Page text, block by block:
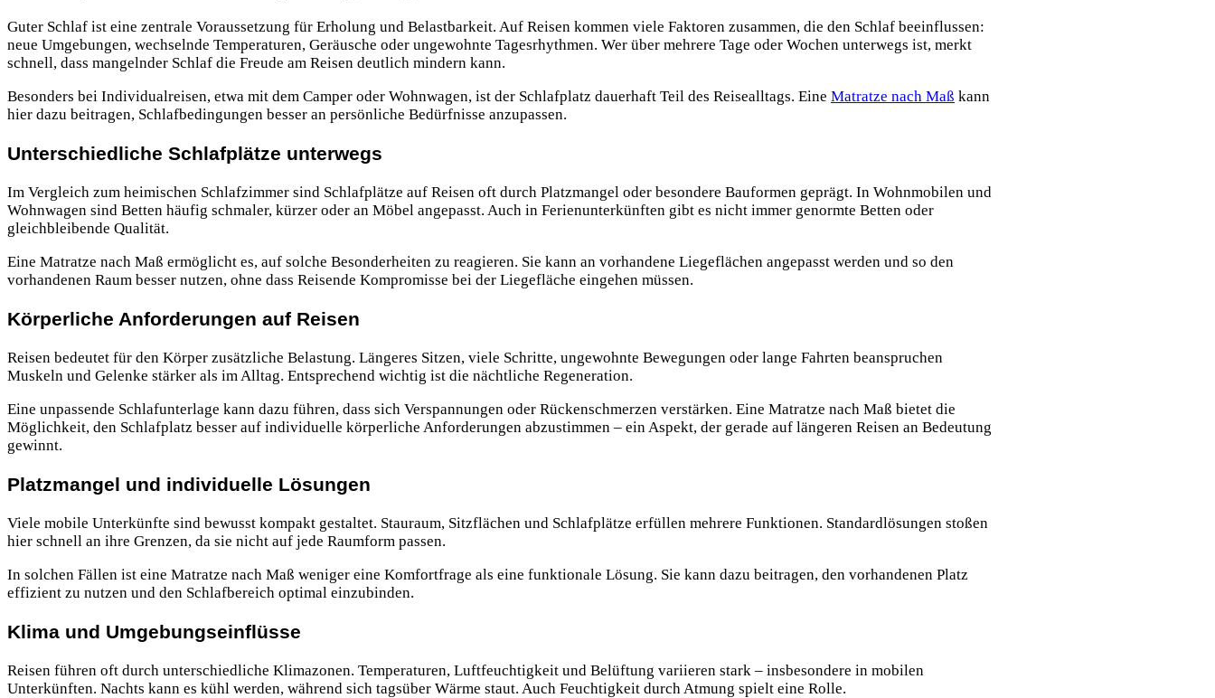
Guter Schlaf ist eine zentrale Voraussetzung für Erholung und Belastbarkeit. Auf Reisen kommen viele Faktoren zusammen, die den Schlaf beeinflussen:
neue Umgebungen, wechselnde Temperaturen, Geräusche oder ungewohnte Tagesrhythmen. Wer über mehrere Tage oder Wochen unterwegs ist, merkt
schnell, dass mangelnder Schlaf die Freude am Reisen deutlich mindern kann.
Besonders bei Individualreisen, etwa mit dem Camper oder Wohnwagen, ist der Schlafplatz dauerhaft Teil des Reisealltags. Eine Matratze nach Maß kann
hier dazu beitragen, Schlafbedingungen besser an persönliche Bedürfnisse anzupassen.
Unterschiedliche Schlafplätze unterwegs
Im Vergleich zum heimischen Schlafzimmer sind Schlafplätze auf Reisen oft durch Platzmangel oder besondere Bauformen geprägt. In Wohnmobilen und
Wohnwagen sind Betten häufig schmaler, kürzer oder an Möbel angepasst. Auch in Ferienunterkünften gibt es nicht immer genormte Betten oder
gleichbleibende Qualität.
Eine Matratze nach Maß ermöglicht es, auf solche Besonderheiten zu reagieren. Sie kann an vorhandene Liegeflächen angepasst werden und so den
vorhandenen Raum besser nutzen, ohne dass Reisende Kompromisse bei der Liegefläche eingehen müssen.
Körperliche Anforderungen auf Reisen
Reisen bedeutet für den Körper zusätzliche Belastung. Längeres Sitzen, viele Schritte, ungewohnte Bewegungen oder lange Fahrten beanspruchen
Muskeln und Gelenke stärker als im Alltag. Entsprechend wichtig ist die nächtliche Regeneration.
Eine unpassende Schlafunterlage kann dazu führen, dass sich Verspannungen oder Rückenschmerzen verstärken. Eine Matratze nach Maß bietet die
Möglichkeit, den Schlafplatz besser auf individuelle körperliche Anforderungen abzustimmen – ein Aspekt, der gerade auf längeren Reisen an Bedeutung
gewinnt.
Platzmangel und individuelle Lösungen
Viele mobile Unterkünfte sind bewusst kompakt gestaltet. Stauraum, Sitzflächen und Schlafplätze erfüllen mehrere Funktionen. Standardlösungen stoßen
hier schnell an ihre Grenzen, da sie nicht auf jede Raumform passen.
In solchen Fällen ist eine Matratze nach Maß weniger eine Komfortfrage als eine funktionale Lösung. Sie kann dazu beitragen, den vorhandenen Platz
effizient zu nutzen und den Schlafbereich optimal einzubinden.
Klima und Umgebungseinflüsse
Reisen führen oft durch unterschiedliche Klimazonen. Temperaturen, Luftfeuchtigkeit und Belüftung variieren stark – insbesondere in mobilen
Unterkünften. Nachts kann es kühl werden, während sich tagsüber Wärme staut. Auch Feuchtigkeit durch Atmung spielt eine Rolle.